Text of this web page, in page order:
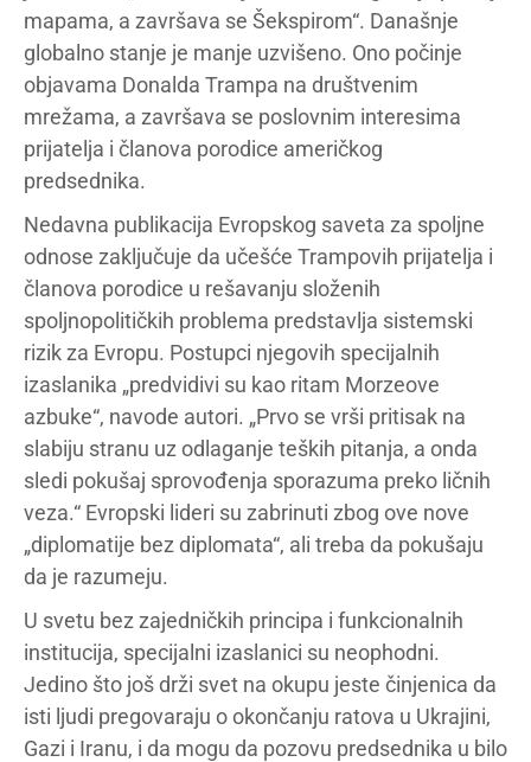
mapama, a završava se Šekspirom“. Današnje
globalno stanje je manje uzvišeno. Ono počinje
objavama Donalda Trampa na društvenim
mrežama, a završava se poslovnim interesima
prijatelja i članova porodice američkog
predsednika.
Nedavna publikacija Evropskog saveta za spoljne
odnose zaključuje da učešće Trampovih prijatelja i
članova porodice u rešavanju složenih
spoljnopolitičkih problema predstavlja sistemski
rizik za Evropu. Postupci njegovih specijalnih
izaslanika „predvidivi su kao ritam Morzeove
azbuke“, navode autori. „Prvo se vrši pritisak na
slabiju stranu uz odlaganje teških pitanja, a onda
sledi pokušaj sprovođenja sporazuma preko ličnih
veza.“ Evropski lideri su zabrinuti zbog ove nove
„diplomatije bez diplomata“, ali treba da pokušaju
da je razumeju.
U svetu bez zajedničkih principa i funkcionalnih
institucija, specijalni izaslanici su neophodni.
Jedino što još drži svet na okupu jeste činjenica da
isti ljudi pregovaraju o okončanju ratova u Ukrajini,
Gazi i Iranu, i da mogu da pozovu predsednika u bilo